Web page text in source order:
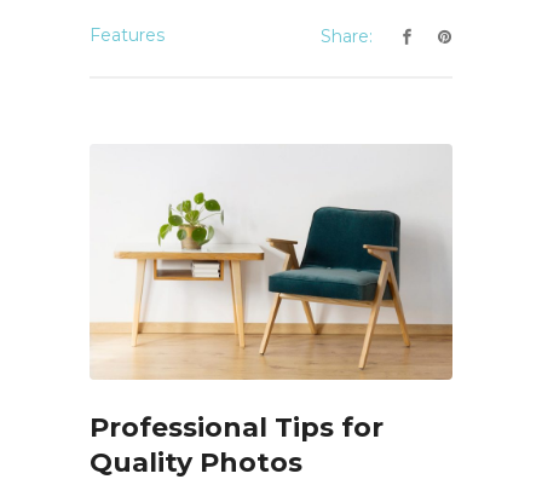
Features Share:
Professional Tips for
Quality Photos